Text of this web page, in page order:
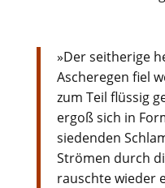
»Der seitherige
Ascheregen fiel
zum Teil flüssig
ergoß sich in
siedenden
Strömen durch
rauschte wieder